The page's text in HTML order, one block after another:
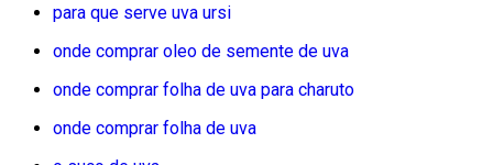
para que serve uva ursi
onde comprar oleo de semente de uva
onde comprar folha de uva para charuto
onde comprar folha de uva